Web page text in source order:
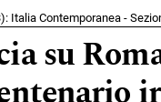
Italia Contemporanea -
su